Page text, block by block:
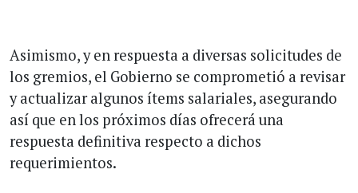
Asimismo, y en respuesta a diversas solicitudes de
los gremios, el Gobierno se comprometió a revisar
y actualizar algunos ítems salariales, asegurando
así que en los próximos días ofrecerá una
respuesta definitiva respecto a dichos
requerimientos.